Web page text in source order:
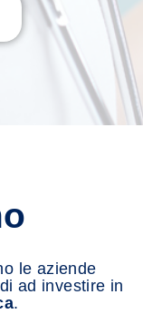
le aziende
ad investire in
.